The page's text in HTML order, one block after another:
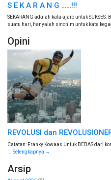
S E K A R A N G ……!!!
SEKARANG adalah kata ajaib untuk
suatu hari, hanyalah sinonim untuk kata
Opini
REVOLUSI dan
Catatan: Franky Kowaas Untuk BEBAS dari
... Selengkapnya →
Arsip